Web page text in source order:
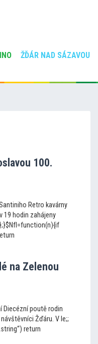
ŽĎÁR NAD SÁZAVOU
100.
Retro kavárny
19 hodin zahájeny
na Zelenou
Diecézní poutě rodin
Žďáru. V le;;
return